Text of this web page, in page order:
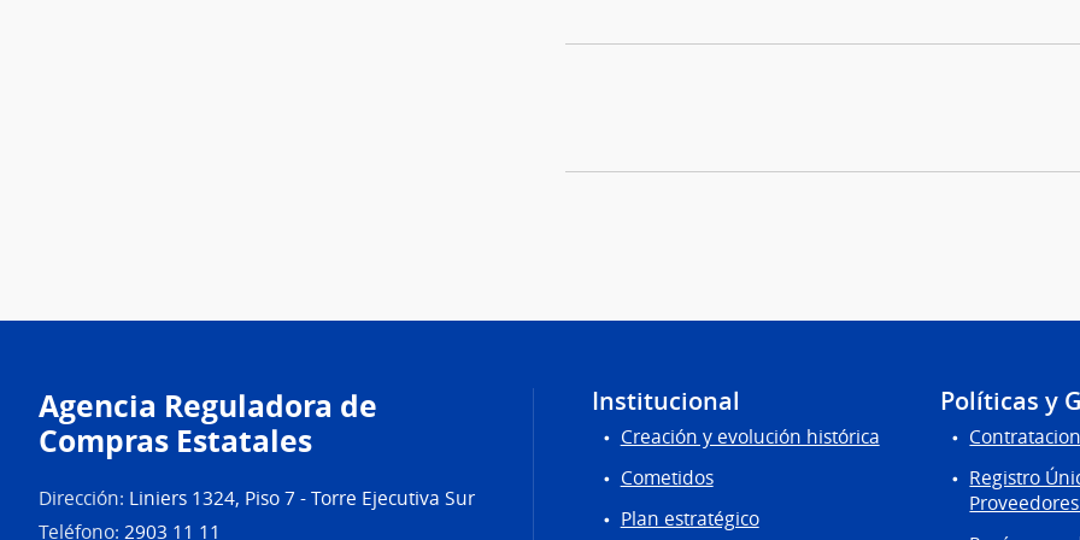
Agencia Reguladora de
Compras Estatales
Dirección: Liniers 1324, Piso 7 - Torre Ejecutiva Sur
Teléfono: 2903 11 11
Institucional
Creación y evolución histórica
Cometidos
Plan estratégico
Políticas y
Registro